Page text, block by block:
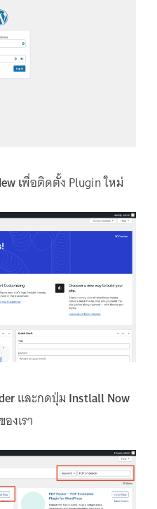
เพื่อติดตั้ง Plugin ใหม่
และกดปุ่ม Instlall Now
งเรา